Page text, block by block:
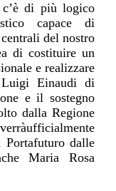
c’è di più logico
capace di
del nostro
di costituire un
e realizzare
Einaudi di
e il sostegno
dalla Regione
verràufficialmente
Portafuturo dalle
Maria Rosa